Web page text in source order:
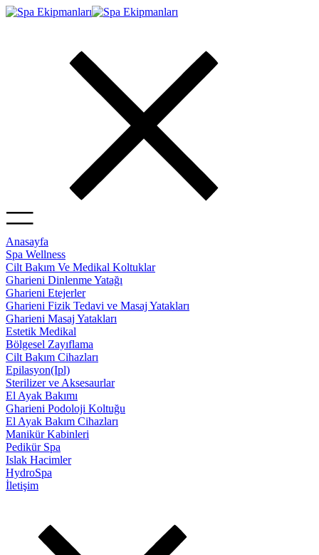
Anasayfa
Spa Wellness
Cilt Bakım Ve Medikal Koltuklar
Gharieni Dinlenme Yatağı
Gharieni Etejerler
Gharieni Fizik Tedavi ve Masaj Yatakları
Gharieni Masaj Yatakları
Estetik Medikal
Bölgesel Zayıflama
Cilt Bakım Cihazları
Epilasyon(Ipl)
Sterilizer ve Aksesaurlar
El Ayak Bakımı
Gharieni Podoloji Koltuğu
El Ayak Bakım Cihazları
Manikür Kabinleri
Pedikür Spa
Islak Hacimler
HydroSpa
İletişim